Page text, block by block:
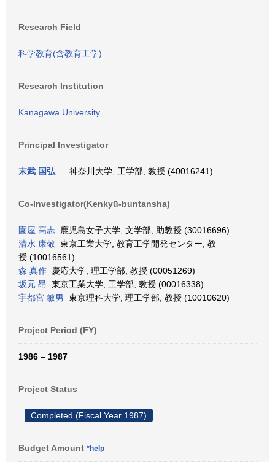
Research Field
科学教育(含教育工学)
Research Institution
Kanagawa University
Principal Investigator
末武 国弘 神奈川大学, 工学部, 教授 (40016241)
Co-Investigator(Kenkyū-buntansha)
園屋 高志 鹿児島女子大学, 文学部, 助教授 (30016696)
清水 康敬 東京工業大学, 教育工学開発センター, 教
授 (10016561)
森 真作 慶応大学, 理工学部, 教授 (00051269)
坂元 昂
東京工業大学, 工学部, 教授 (00016338)
宇都宮 敏男
東京理科大学, 理工学部, 教授 (10010620)
Project Period (FY)
1986 – 1987
Project Status
Completed (Fiscal Year 1987)
Budget Amount *help